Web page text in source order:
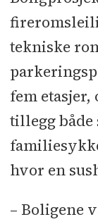
Grunn-
Firesafel
tekniske
fem etasjer,
tillegg
hvor en
– Boligene